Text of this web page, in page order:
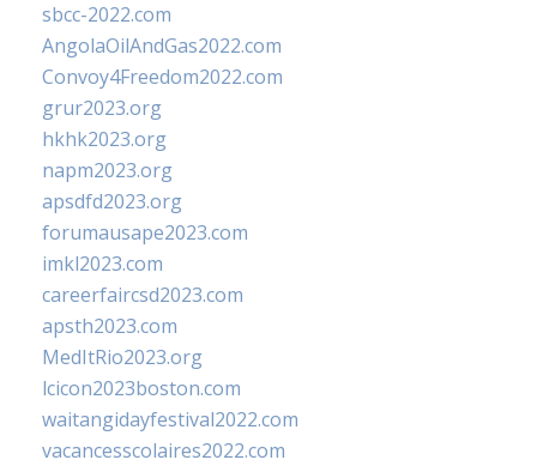
sbcc-2022.com
AngolaOilAndGas2022.com
Convoy4Freedom2022.com
grur2023.org
hkhk2023.org
napm2023.org
apsdfd2023.org
forumausape2023.com
imkl2023.com
careerfaircsd2023.com
apsth2023.com
MedItRio2023.org
lcicon2023boston.com
waitangidayfestival2022.com
vacancesscolaires2022.com